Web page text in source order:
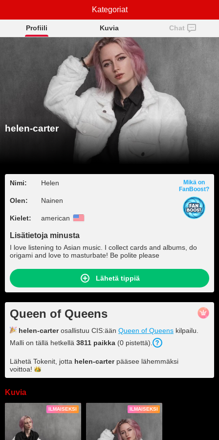
helen-carter
Profiili Kuvia Chat
helen-carter
Nimi: Helen
Olen: Nainen
Kielet: american
Mikä on
FanBoost?
Lisätietoja minusta
I love listening to Asian music. I collect cards and albums, do
origami and love to masturbate! Be polite please
Lähetä tippiä
Queen of Queens
helen-carter osallistuu CIS:ään Queen of Queens kilpailu.
Malli on tällä hetkellä 3811 paikka (0 pistettä).
Lähetä Tokenit, jotta helen-carter pääsee lähemmäksi
voittoa!
Kuvia
ILMAISEKSI ILMAISEKSI
Kategoriat